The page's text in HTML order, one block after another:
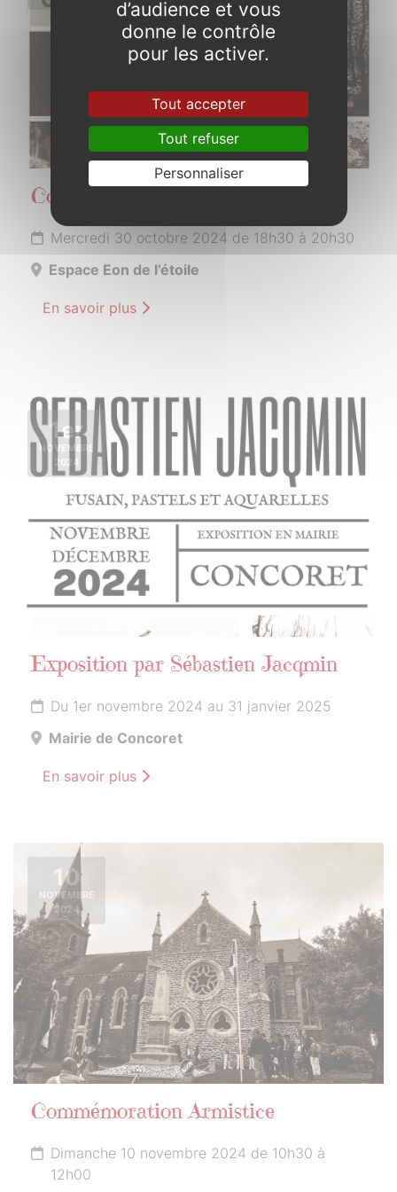
Consultation Forêt de Brocéliande
Mercredi 30 octobre 2024 de 18h30 à 20h30
Espace Eon de l’étoile
En savoir plus
1er
NOVEMBRE
2024
Exposition par Sébastien Jacqmin
Du 1er novembre 2024 au 31 janvier 2025
Mairie de Concoret
En savoir plus
10
NOVEMBRE
2024
Commémoration Armistice
Dimanche 10 novembre 2024 de 10h30 à
12h00
d’audience et vous
donne le contrôle
pour les activer.
Tout accepter
Tout refuser
Personnaliser